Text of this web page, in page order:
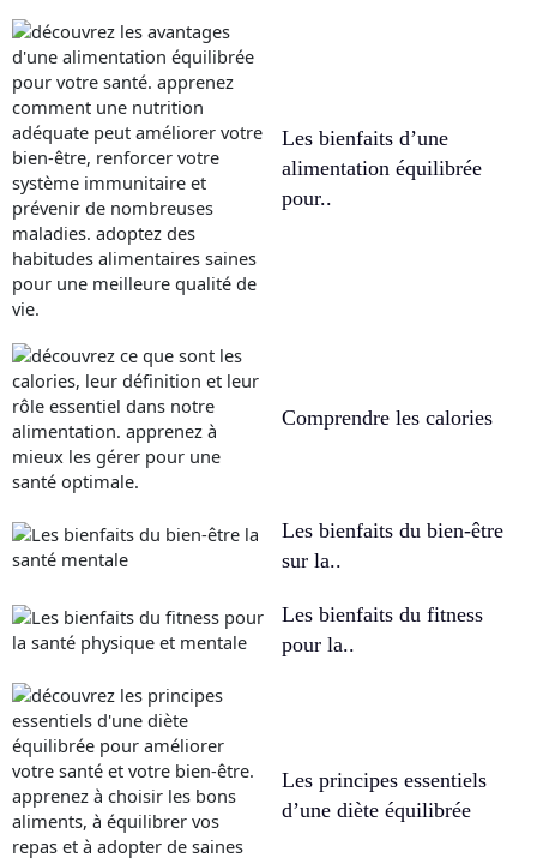
Les bienfaits d’une
alimentation équilibrée
pour..
Comprendre les calories
Les bienfaits du bien-être
sur la..
Les bienfaits du fitness
pour la..
Les principes essentiels
d’une diète équilibrée